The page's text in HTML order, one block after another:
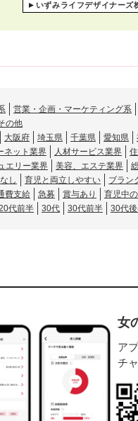
いずみライフデザイナー
営業・企画・マーケティング系
の他
大阪府 埼玉県 千葉県 愛知県
ネット業界 人材サービス業界
エリー業界
美容、エステ業界
し 育児と両立しやすい ブラン
費支給 急募 賞与あり 育児中
代前半 30代 30代前半 30代
女
ア
チ